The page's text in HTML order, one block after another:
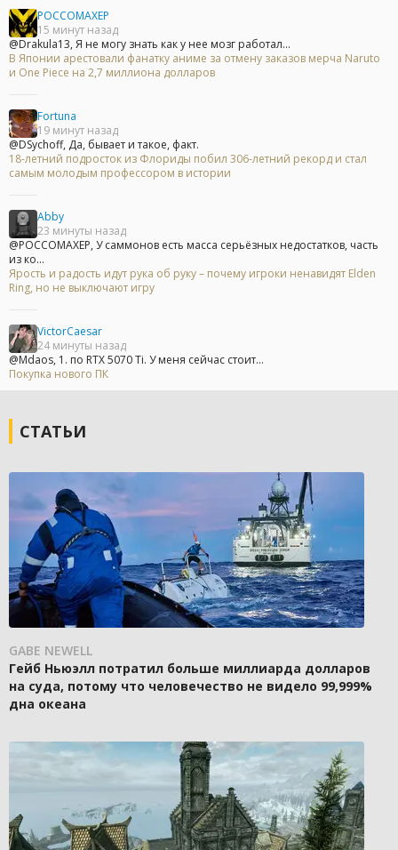
POCCOMAXEP
15 минут назад
@Drakula13, Я не могу знать как у нее мозг работал...
В Японии арестовали фанатку аниме за отмену заказов мерча Naruto
и One Piece на 2,7 миллиона долларов
Fortuna
19 минут назад
@DSychoff, Да, бывает и такое, факт.
18-летний подросток из Флориды побил 306-летний рекорд и стал
самым молодым профессором в истории
Abby
23 минуты назад
@POCCOMAXEP, У саммонов есть масса серьёзных недостатков, часть
из ко...
Ярость и радость идут рука об руку – почему игроки ненавидят Elden
Ring, но не выключают игру
VictorCaesar
24 минуты назад
@Mdaos, 1. по RTX 5070 Ti. У меня сейчас стоит...
Покупка нового ПК
СТАТЬИ
GABE NEWELL
Гейб Ньюэлл потратил больше миллиарда долларов
на суда, потому что человечество не видело 99,999%
дна океана